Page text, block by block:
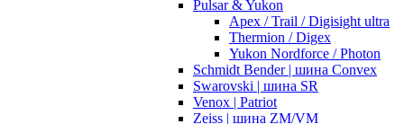
Pulsar & Yukon
Apex / Trail / Digisight ultra
Thermion / Digex
Yukon Nordforce / Photon
Schmidt Bender | шина Convex
Swarovski | шина SR
Venox | Patriot
Zeiss | шина ZM/VM